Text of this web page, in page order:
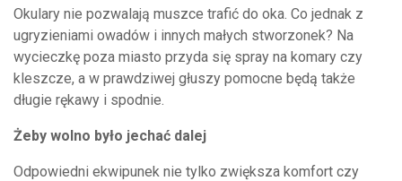
Okulary nie pozwalają muszce trafić do oka. Co jednak z
ugryzieniami owadów i innych małych stworzonek? Na
wycieczkę poza miasto przyda się spray na komary czy
kleszcze, a w prawdziwej głuszy pomocne będą także
długie rękawy i spodnie.
Żeby wolno było jechać dalej
Odpowiedni ekwipunek nie tylko zwiększa komfort czy